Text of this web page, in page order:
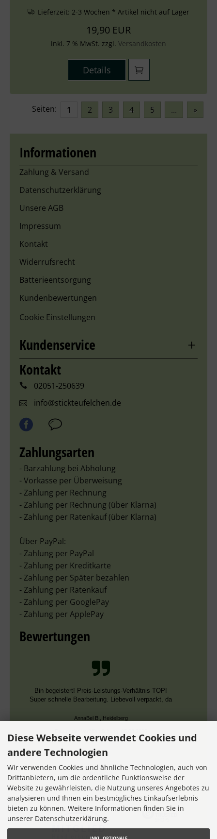
Lieferzeit: 2-3 Wochen * Artikel nicht auf Lager
19,90 EUR
inkl. 7 % MwSt. zzgl. Versandkosten
Details
Seiten: 1 2 3 4 5 ... »
Informationen
Zahlung & Versand
Datenschutzerklärung
Unsere AGB
Impressum
Kontakt
Widerrufsrecht
Batterieentsorgung
Kundenbewertungen
Cookie Einstellungen
Kundenservice
Kontakt
02051-250639
info@stickteufelchen.de
Zahlungsarten
- Barzahlung bei Abholung
- Vorkasse per Überweisung
- Zahlung per Rechnung
- Zahlung per Rechnung (über Klarna)
- Zahlung per Ratenkauf (über Klarna)
Über PayPal:
- Zahlung per PayPal
- Zahlung per Kreditkarte
- Zahlung per Später bezahlen
- Zahlung per Ratenkauf
- Zahlung per GooglePay
- Zahlung per ApplePay
Bewertungen
Schnelle Bearbeitung, nur leider falsche Farben,
die aber dieselben DMC Nummern trugen.
Datum der Kauferfahrung: 13.07.2026
7,356 Bewertungen
Diese Webseite verwendet Cookies und
andere Technologien
Wir verwenden Cookies und ähnliche Technologien, auch von
Drittanbietern, um die ordentliche Funktionsweise der
Website zu gewährleisten, die Nutzung unseres Angebotes zu
analysieren und Ihnen ein bestmögliches Einkaufserlebnis
bieten zu können. Weitere Informationen finden Sie in
unserer Datenschutzerklärung.